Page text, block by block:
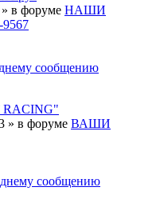
» в форуме НАШИ
сообщению
RACING"
» в форуме ВАШИ
сообщению